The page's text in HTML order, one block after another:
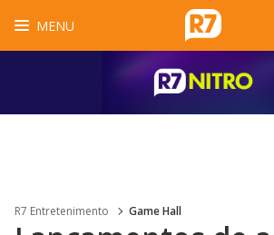
MENU
R7 Entretenimento Game Hall